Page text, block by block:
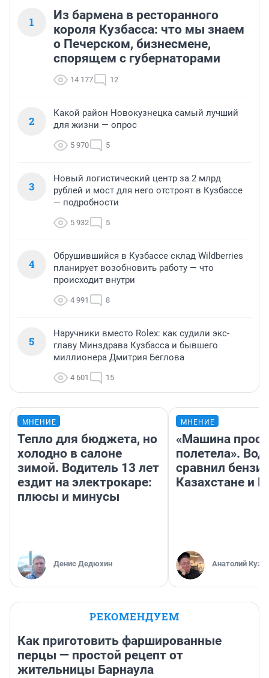
1
Из бармена в ресторанного
короля Кузбасса: что мы знаем
о Печерском, бизнесмене,
спорящем с губернаторами
14 177 12
2
Какой район Новокузнецка самый лучший
для жизни — опрос
5 970 5
3
Новый логистический центр за 2 млрд
рублей и мост для него отстроят в Кузбассе
— подробности
5 932 5
4
Обрушившийся в Кузбассе склад Wildberries
планирует возобновить работу — что
происходит внутри
4 991 8
5
Наручники вместо Rolex: как судили экс-
главу Минздрава Кузбасса и бывшего
миллионера Дмитрия Беглова
4 601 15
МНЕНИЕ
Тепло для бюджета, но
холодно в салоне
зимой. Водитель 13 лет
ездит на электрокаре:
плюсы и минусы
Денис Дедюхин
МНЕНИЕ
«Машина
полетела».
сравнил
Казахстане и
Анатолий
РЕКОМЕНДУЕМ
Как приготовить фаршированные
перцы — простой рецепт от
жительницы Барнаула